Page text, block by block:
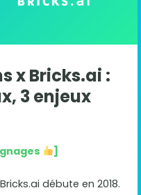
x Bricks.ai :
3 enjeux
]
débute en 2018.